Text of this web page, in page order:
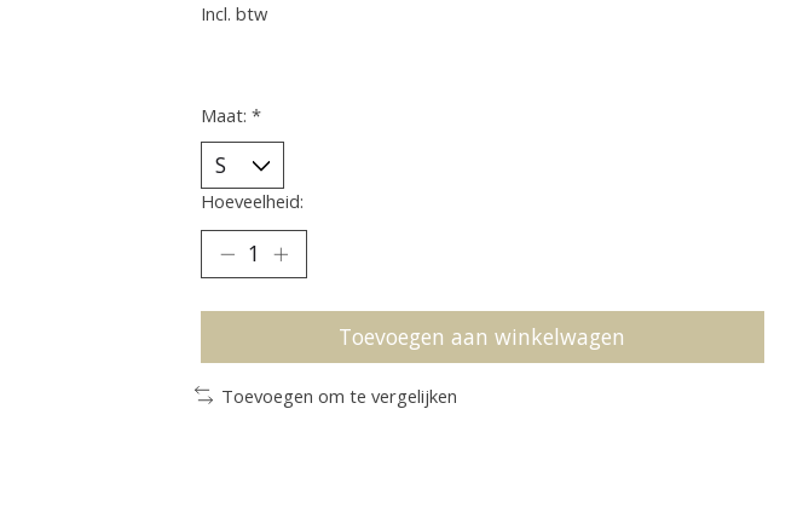
Incl. btw
Maat: *
Hoeveelheid:
Toevoegen aan winkelwagen
Toevoegen om te vergelijken